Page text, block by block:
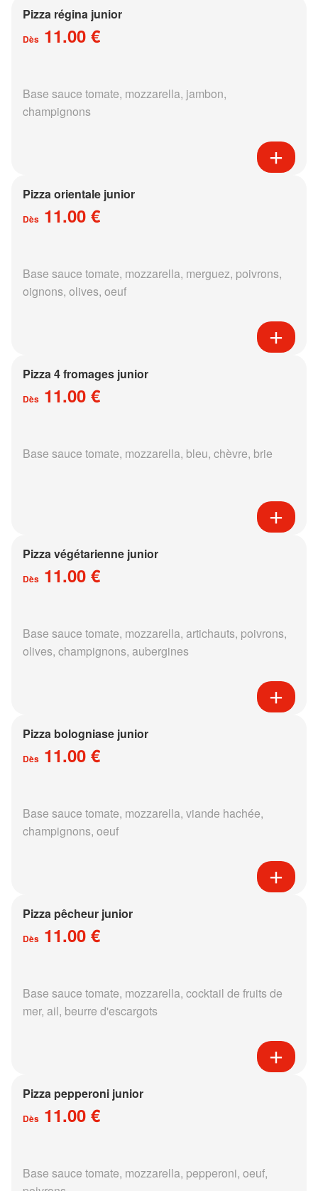
Pizza régina junior
Dès 11.00 €
Base sauce tomate, mozzarella, jambon,
champignons
Pizza orientale junior
Dès 11.00 €
Base sauce tomate, mozzarella, merguez, poivrons,
oignons, olives, oeuf
Pizza 4 fromages junior
Dès 11.00 €
Base sauce tomate, mozzarella, bleu, chèvre, brie
Pizza végétarienne junior
Dès 11.00 €
Base sauce tomate, mozzarella, artichauts, poivrons,
olives, champignons, aubergines
Pizza bologniase junior
Dès 11.00 €
Base sauce tomate, mozzarella, viande hachée,
champignons, oeuf
Pizza pêcheur junior
Dès 11.00 €
Base sauce tomate, mozzarella, cocktail de fruits de
mer, ail, beurre d'escargots
Pizza pepperoni junior
Dès 11.00 €
Base sauce tomate, mozzarella, pepperoni, oeuf,